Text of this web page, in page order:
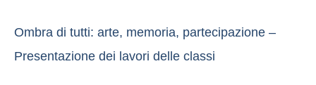
Ombra di tutti: arte, memoria, partecipazione –
Presentazione dei lavori delle classi